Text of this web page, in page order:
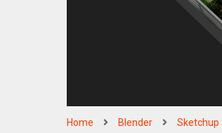
Home Blender Sketchup